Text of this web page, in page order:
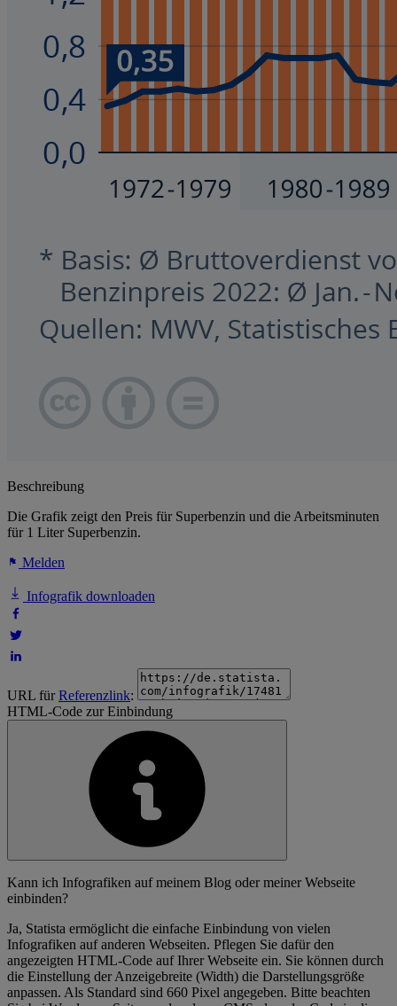
Beschreibung
Die Grafik zeigt den Preis für Superbenzin und die Arbeitsminuten
für 1 Liter Superbenzin.
Melden
Infografik downloaden
URL fürReferenzlink:
HTML-Code zur Einbindung
Kann ich Infografiken auf meinem Blog oder meiner Webseite
einbinden?
Ja, Statista ermöglicht die einfache Einbindung von vielen
Infografiken auf anderen Webseiten. Pflegen Sie dafür den
angezeigten HTML-Code auf Ihrer Webseite ein. Sie können durch
die Einstellung der Anzeigebreite (Width) die Darstellungsgröße
anpassen. Als Standard sind 660 Pixel angegeben. Bitte beachten